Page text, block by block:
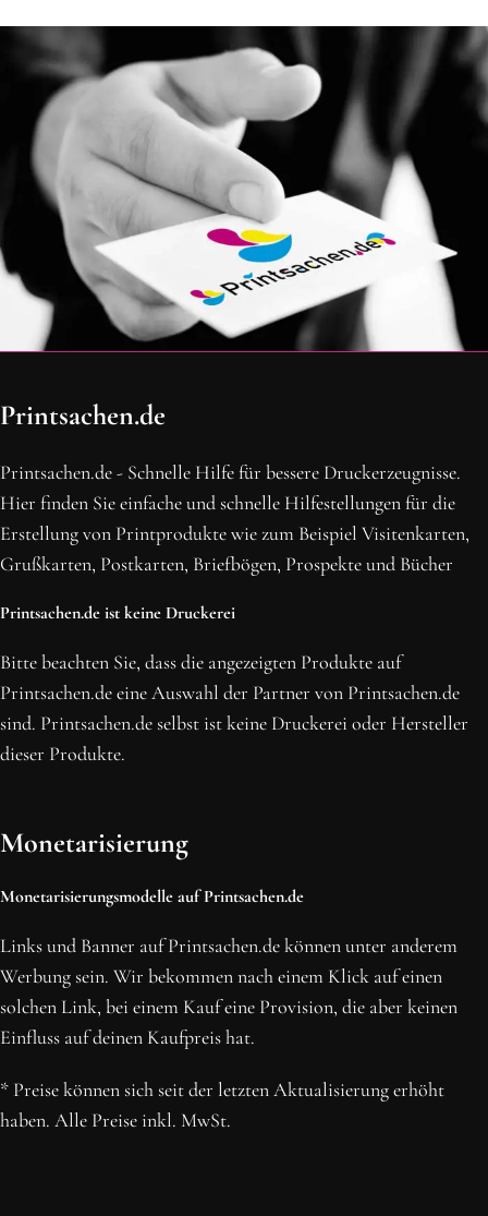
OH SCHON AM ENDE ANGEKOMMEN
BLEIBE MIT UNS IN VERBINDUNG!
Erhalte die neusten Beiträge, sichere dir Top-Angebote und
abonniere unseren Newsletter.
NEWSLETTER ABONNIEREN
Printsachen.de
Printsachen.de - Schnelle Hilfe für bessere Druckerzeugnisse.
Hier finden Sie einfache und schnelle Hilfestellungen für die
Erstellung von Printprodukte wie zum Beispiel Visitenkarten,
Grußkarten, Postkarten, Briefbögen, Prospekte und Bücher
Printsachen.de ist keine Druckerei
Bitte beachten Sie, dass die angezeigten Produkte auf
Printsachen.de eine Auswahl der Partner von Printsachen.de
sind. Printsachen.de selbst ist keine Druckerei oder Hersteller
dieser Produkte.
Monetarisierung
Monetarisierungsmodelle auf Printsachen.de
Links und Banner auf Printsachen.de können unter anderem
Werbung sein. Wir bekommen nach einem Klick auf einen
solchen Link, bei einem Kauf eine Provision, die aber keinen
Einfluss auf deinen Kaufpreis hat.
* Preise können sich seit der letzten Aktualisierung erhöht
haben. Alle Preise inkl. MwSt.